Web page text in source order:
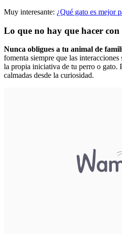
Muy interesante: ¿Qué gato es mejor
Lo que no hay que hacer
Nunca obligues a tu animal de
fomenta siempre que las
la propia iniciativa de tu perro o gato.
calmadas desde la curiosidad.